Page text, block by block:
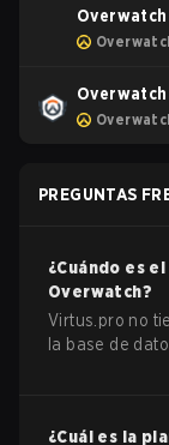
Overwatch
Overwatch
Stage 3
PREGUNTAS
¿Cuándo es
Overwatch?
Virtus.pro no
la base de
¿Cuál es la